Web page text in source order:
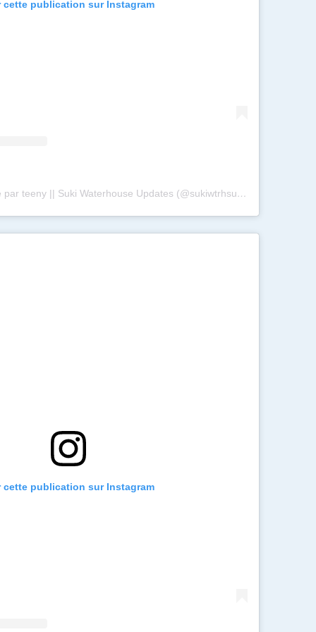
cette publication sur Instagram
Une publication partagée par teeny || Suki Waterhouse Updates (@sukiwtrhsupdates)
cette publication sur Instagram